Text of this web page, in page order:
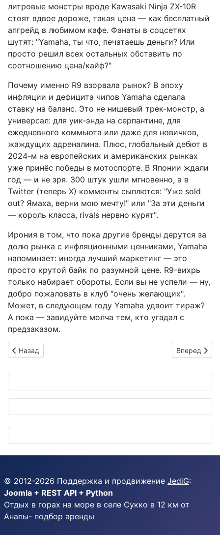
литровые монстры вроде Kawasaki Ninja ZX-10R
стоят вдвое дороже, такая цена — как бесплатный
апгрейд в любимом кафе. Фанаты в соцсетях
шутят: "Yamaha, ты что, печатаешь деньги? Или
просто решил всех остальных обставить по
соотношению цена/кайф?"
Почему именно R9 взорвала рынок? В эпоху
инфляции и дефицита чипов Yamaha сделала
ставку на баланс. Это не нишевый трек-монстр, а
универсал: для уик-энда на серпантине, для
ежедневного коммьюта или даже для новичков,
жаждущих адреналина. Плюс, глобальный дебют в
2024-м на европейских и американских рынках
уже принёс победы в мотоспорте. В Японии ждали
год — и не зря. 300 штук ушли мгновенно, а в
Twitter (теперь X) комменты сыплются: "Уже sold
out? Ямаха, верни мою мечту!" или "За эти деньги
— король класса, rivals нервно курят".
Ирония в том, что пока другие бренды дерутся за
долю рынка с инфляционными ценниками, Yamaha
напоминает: иногда лучший маркетинг — это
просто крутой байк по разумной цене. R9-вихрь
только набирает обороты. Если вы не успели — ну,
добро пожаловать в клуб "очень желающих".
Может, в следующем году Yamaha удвоит тираж?
А пока — завидуйте молча тем, кто угадал с
предзаказом.
Предыдущий: Valeo ворвалась в мир электрических
Назад Следующий:
Вперед
© 2012-2026 Поддержка и продвижение JediG:
Joomla + REST API + Python
Отдых в горах на море в селе Сукко в 12 км от
Анапы- подбор аренды